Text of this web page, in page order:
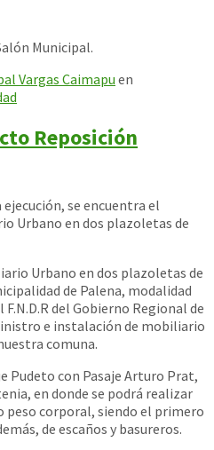
Municipal.
Vargas Caimapu en
Reposición
se encuentra el
Urbano en dos plazoletas de
Urbano en dos plazoletas de
de Palena, modalidad
del Gobierno Regional de
e instalación de mobiliario
comuna.
Pudeto con Pasaje Arturo Prat,
en donde se podrá realizar
peso corporal, siendo el primero
de escaños y basureros.